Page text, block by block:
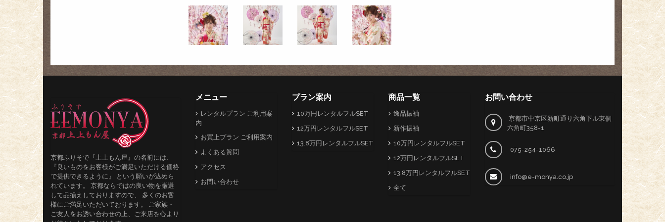
京都ふりそで『上上もん屋』の名前には、
『良いものをお客様がご満足いただける価格
で提供できるように』 という願いが込めら
れています。 京都ならではの良い物を厳選
して品揃えしておりますので、 多くのお客
様にご満足いただいております。 ご家族・
ご友人をお誘い合わせの上、ご来店を心より
メニュー
レンタルプラン ご利用案
内
お買上プラン ご利用案内
よくある質問
アクセス
お問い合わせ
プラン案内
10万円レンタルフルSET
12万円レンタルフルSET
13.8万円レンタルフルSET
商品一覧
逸品振袖
新作振袖
10万円レンタルフルSET
12万円レンタルフルSET
13.8万円レンタルフルSET
全て
お問い合わせ
京都市中京区新町通り六角下ル東側
六角町358-1
075-254-1066
info@e-monya.co.jp